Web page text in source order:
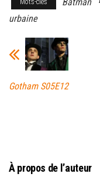
Mots-clés
urbaine
Gotham S05E12
À propos de l’auteur